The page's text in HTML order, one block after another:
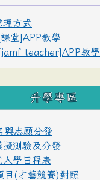
理方式
堂]APP教學
teacher]APP教學
升學專區
與志願分發
測驗及分發
學日程表
目(才藝競賽)對照